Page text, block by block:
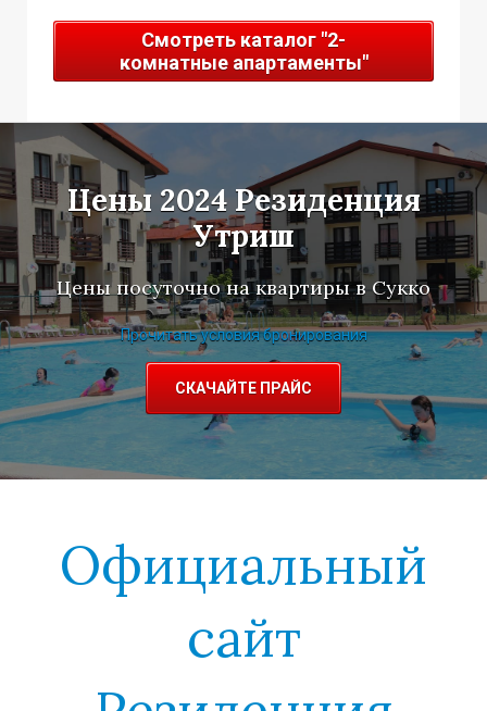
М
Смотреть каталог "2-
комнатные апартаменты"
Цены 2024 Резиденция
Утриш
Цены посуточно на квартиры в Сукко
Прочитать условия бронирования
СКАЧАЙТЕ ПРАЙС
Официальный
сайт
М
З